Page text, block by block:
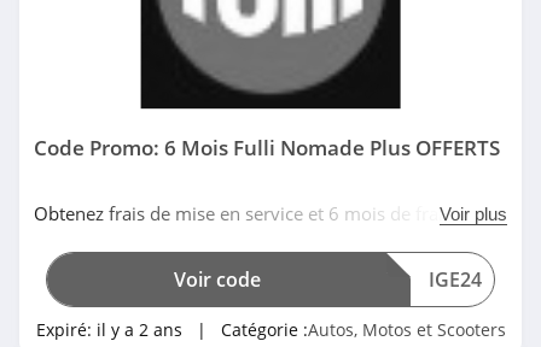
Code Promo: 6 Mois Fulli Nomade Plus OFFERTS
Obtenez frais de mise en service et 6 mois de frais de
Télépéage Fulli Nomade Plus avec ce code promo Fulli.
Date limitée!
Voir plus
IGE24
Voir code
Expiré: il y a 2 ans | Catégorie :Autos, Motos et Scooters